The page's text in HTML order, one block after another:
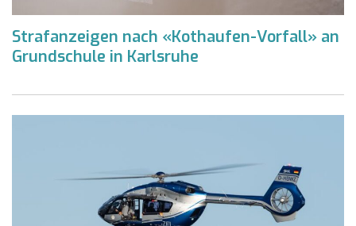
Strafanzeigen nach «Kothaufen-Vorfall» an
Grundschule in Karlsruhe